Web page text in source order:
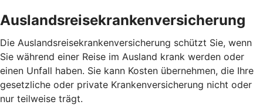
Auslandsreisekrankenversicherung
Die Auslandsreisekrankenversicherung schützt Sie, wenn
Sie während einer Reise im Ausland krank werden oder
einen Unfall haben. Sie kann Kosten übernehmen, die Ihre
gesetzliche oder private Krankenversicherung nicht oder
nur teilweise trägt.